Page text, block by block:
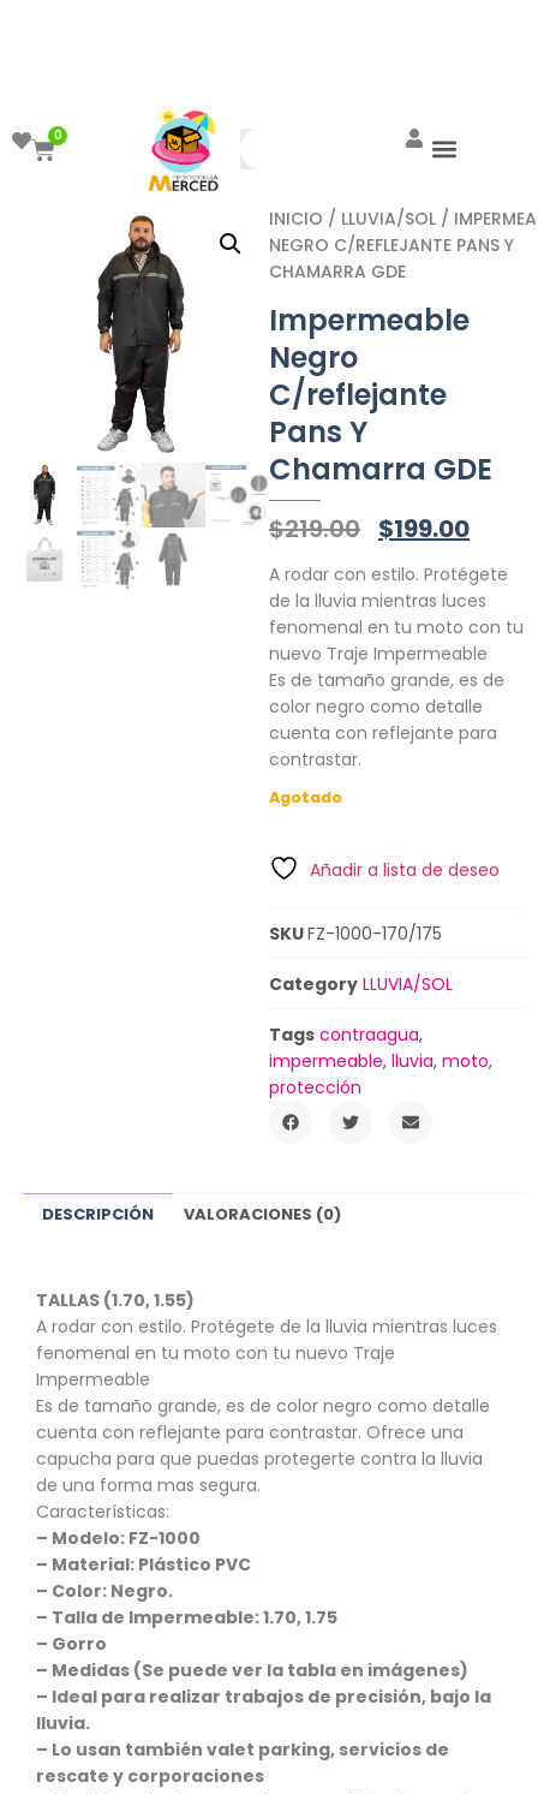
0
INICIO / LLUVIA/SOL /
NEGRO C/REFLEJANTE PANS Y
CHAMARRA GDE
Impermeable
Negro
C/reflejante
Pans Y
Chamarra GDE
$219.00 $199.00
A rodar con estilo. Protégete
de la lluvia mientras luces
fenomenal en tu moto con tu
nuevo Traje Impermeable
Es de tamaño grande, es de
color negro como detalle
cuenta con reflejante para
contrastar.
Agotado
Añadir a lista de deseo
SKUFZ-1000-170/175
Category LLUVIA/SOL
Tags contraagua,
impermeable, lluvia, moto,
protección
DESCRIPCIÓN VALORACIONES (0)
TALLAS (1.70, 1.55)
A rodar con estilo. Protégete de la lluvia mientras luces
fenomenal en tu moto con tu nuevo Traje
Impermeable
Es de tamaño grande, es de color negro como detalle
cuenta con reflejante para contrastar. Ofrece una
capucha para que puedas protegerte contra la lluvia
de una forma mas segura.
Características:
– Modelo: FZ-1000
– Material: Plástico PVC
– Color: Negro.
– Talla de Impermeable: 1.70, 1.75
– Gorro
– Medidas (Se puede ver la tabla en imágenes)
– Ideal para realizar trabajos de precisión, bajo la
lluvia.
– Lo usan también valet parking, servicios de
rescate y corporaciones